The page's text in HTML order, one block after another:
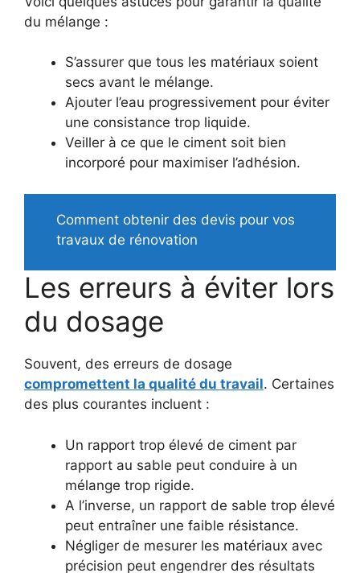
du mélange :
S’assurer que tous les matériaux soient
secs avant le mélange.
Ajouter l’eau progressivement pour éviter
une consistance trop liquide.
Veiller à ce que le ciment soit bien
incorporé pour maximiser l’adhésion.
Comment obtenir des devis pour vos
travaux de rénovation
Les erreurs à éviter lors
du dosage
Souvent, des erreurs de dosage
compromettent la qualité du travail. Certaines
des plus courantes incluent :
Un rapport trop élevé de ciment par
rapport au sable peut conduire à un
mélange trop rigide.
A l’inverse, un rapport de sable trop élevé
peut entraîner une faible résistance.
Négliger de mesurer les matériaux avec
précision peut engendrer des résultats